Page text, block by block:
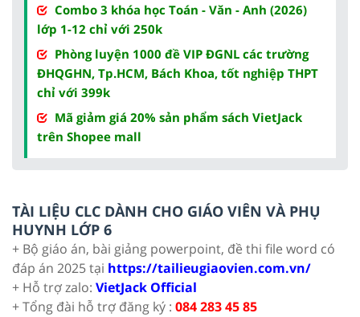
Combo 3 khóa học Toán - Văn - Anh (2026)
lớp 1-12 chỉ với 250k
Phòng luyện 1000 đề VIP ĐGNL các trường
ĐHQGHN, Tp.HCM, Bách Khoa, tốt nghiệp THPT
chỉ với 399k
Mã giảm giá 20% sản phẩm sách VietJack
trên Shopee mall
TÀI LIỆU CLC DÀNH CHO GIÁO VIÊN VÀ PHỤ
HUYNH LỚP 6
+ Bộ giáo án, bài giảng powerpoint, đề thi file word có
đáp án 2025 tại https://tailieugiaovien.com.vn/
+ Hỗ trợ zalo: VietJack Official
+ Tổng đài hỗ trợ đăng ký : 084 283 45 85